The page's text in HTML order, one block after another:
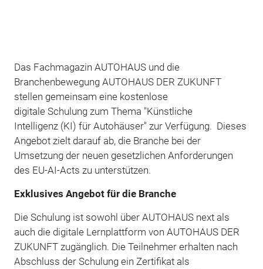
Das Fachmagazin AUTOHAUS und die
Branchenbewegung AUTOHAUS DER ZUKUNFT
stellen gemeinsam eine kostenlose
digitale Schulung zum Thema "Künstliche
Intelligenz (KI) für Autohäuser" zur Verfügung. Dieses
Angebot zielt darauf ab, die Branche bei der
Umsetzung der neuen gesetzlichen Anforderungen
des EU-AI-Acts zu unterstützen.
Exklusives Angebot für die Branche
Die Schulung ist sowohl über AUTOHAUS next als
auch die digitale Lernplattform von AUTOHAUS DER
ZUKUNFT zugänglich. Die Teilnehmer erhalten nach
Abschluss der Schulung ein Zertifikat als